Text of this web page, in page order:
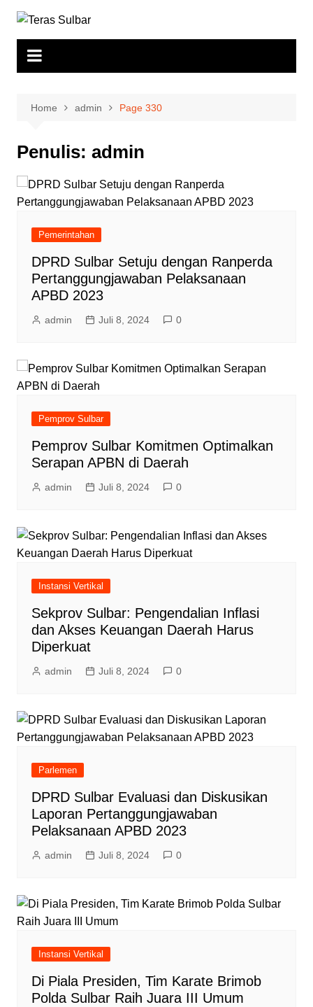
content
Home admin Page 330
Penulis: admin
Pemerintahan
DPRD Sulbar Setuju dengan Ranperda
Pertanggungjawaban Pelaksanaan
APBD 2023
admin Juli 8, 2024 0
Pemprov Sulbar
Pemprov Sulbar Komitmen Optimalkan
Serapan APBN di Daerah
admin Juli 8, 2024 0
Instansi Vertikal
Sekprov Sulbar: Pengendalian Inflasi
dan Akses Keuangan Daerah Harus
Diperkuat
admin Juli 8, 2024 0
Parlemen
DPRD Sulbar Evaluasi dan Diskusikan
Laporan Pertanggungjawaban
Pelaksanaan APBD 2023
admin Juli 8, 2024 0
Instansi Vertikal
Di Piala Presiden, Tim Karate Brimob
Polda Sulbar Raih Juara III Umum